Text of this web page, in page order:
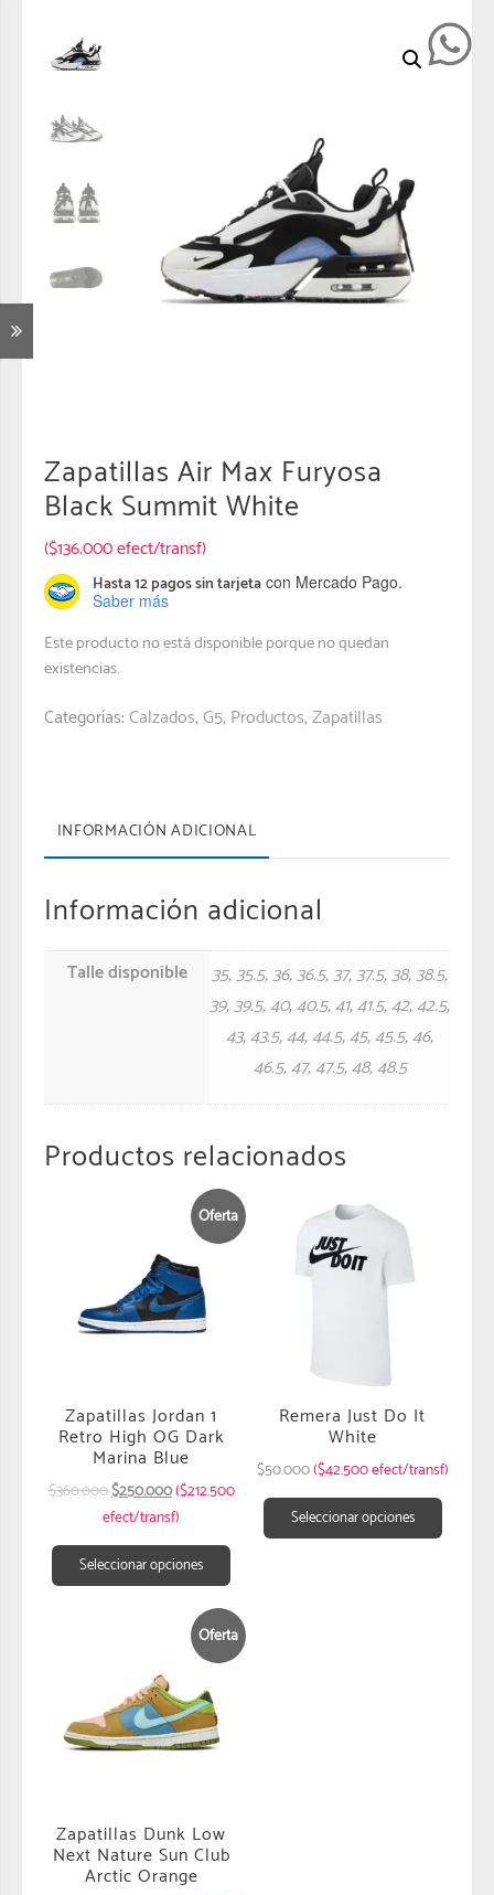
Zapatillas Air Max Furyosa
Black Summit White
($136.000 efect/transf)
Hasta 12 pagos sin tarjeta con Mercado Pago.
Saber más
Este producto no está disponible porque no quedan
existencias.
Categorías:Calzados,G5,Productos,Zapatillas
INFORMACIÓN ADICIONAL
Información adicional
Talle disponible 35,35.5,36,36.5,37,37.5,38,38.5,
39,39.5,40,40.5,41,41.5,42,42.5,
43,43.5,44,44.5,45,45.5,46,
46.5,47,47.5,48,48.5
Productos relacionados
Oferta
Zapatillas Jordan 1
Retro High OG Dark
Marina Blue
$360.000$250.000($212.500
efect/transf)
Seleccionar opciones
Remera Just Do It
White
$50.000($42.500 efect/transf)
Seleccionar opciones
Oferta
Zapatillas Dunk Low
Next Nature Sun Club
Arctic Orange